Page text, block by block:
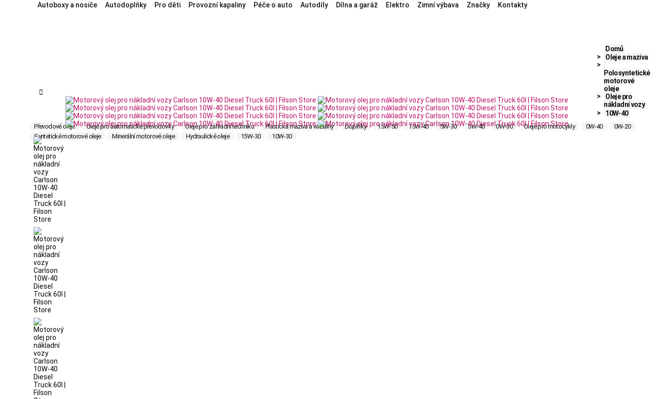
Autoboxy a nosiče Autodoplňky Pro děti Provozní kapaliny Péče o auto Autodíly Dílna a garáž Elektro Zimní výbava Značky Kontakty
Domů
Oleje a maziva
Polosyntetické
motorové
oleje
Oleje pro
nákladní vozy
10W-40
Převodové oleje Oleje pro automatické převodovky Oleje pro zahradní techniku Plastická maziva a vazelíny Doplňky 15W-50 15W-40 5W-30 5W-40 0W-30 Oleje pro motocykly 0W-40
0W-20
Syntetické motorové oleje
Minerální motorové oleje Hydraulické oleje 15W-30 10W-30
